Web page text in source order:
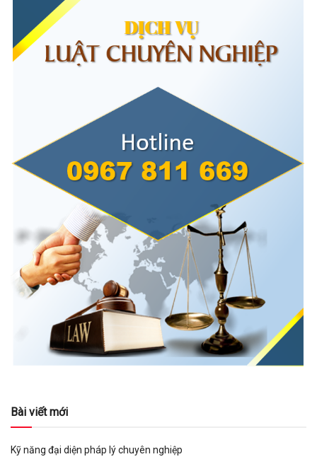
Bài viết mới
Kỹ năng đại diện pháp lý chuyên nghiệp